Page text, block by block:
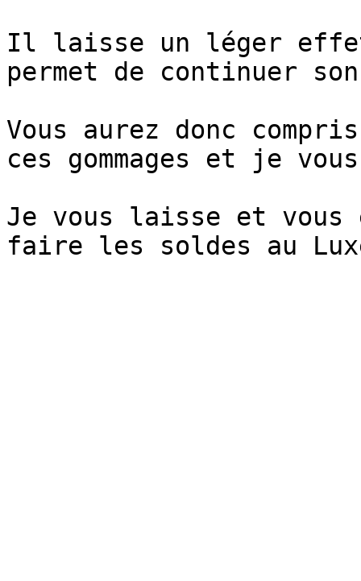
Il laisse un léger
permet de continuer
Vous aurez donc
ces gommages et je
Je vous laisse et
faire les soldes au